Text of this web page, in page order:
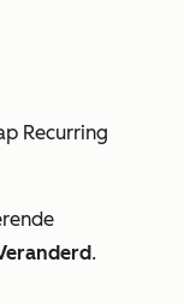
Recurring
.